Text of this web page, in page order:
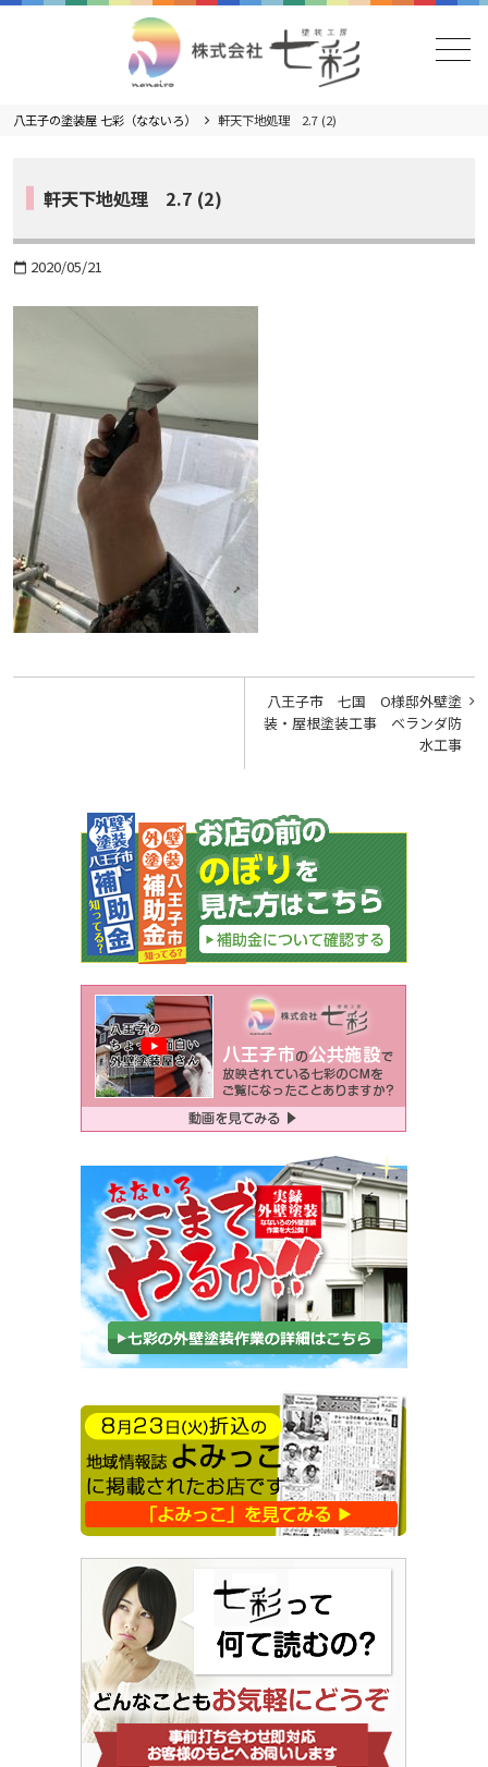
メニュー
八王子の塗装屋 七彩（なないろ） 軒天下地処理 2.7 (2)
軒天下地処理 2.7 (2)
calendar_today 2020/05/21
八王子市 七国 O様邸外壁塗
装・屋根塗装工事 ベランダ防
水工事